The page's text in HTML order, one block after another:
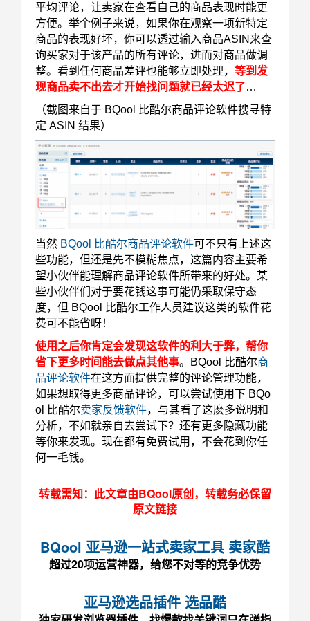
平均评论，让卖家在查看自己的商品表现时能更
方便。举个例子来说，如果你在观察一项新特定
商品的表现好坏，你可以透过输入商品ASIN来查
询买家对于该产品的所有评论，进而对商品做调
整。看到任何商品差评也能够立即处理， 等到发
现商品卖不出去才开始找问题就已经太迟了…
（截图来自于 BQool 比酷尔商品评论软件搜寻特
定 ASIN 结果）
当然 BQool 比酷尔商品评论软件可不只有上述这
些功能，但还是先不模糊焦点， 这篇内容主要希
望小伙伴能理解商品评论软件所带来的好处。某
些小伙伴们对于要花钱这事可能仍采取保守态
度，但 BQool 比酷尔工作人员建议这类的软件花
费可不能省呀！
使用之后你肯定会发现这软件的利大于弊，帮你
省下更多时间能去做点其他事。 BQool 比酷尔商
品评论软件在这方面提供完整的评论管理功能，
如果想取得更多商品评论，可以尝试使用下 BQo
ol 比酷尔卖家反馈软件，与其看了这麽多说明和
分析，不如就亲自去尝试下？还有更多隐藏功能
等你来发现。现在都有免费试用，不会花到你任
何一毛钱。
转载需知：此文章由BQool原创，转载务必保留
原文链接
BQool 亚马逊一站式卖家工具 卖家酷
超过20项运营神器，给您不对等的竞争优势
亚马逊选品插件 选品酷